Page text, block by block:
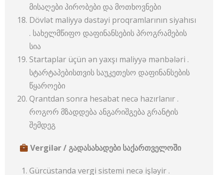
მისაღები პირობები და მოთხოვნები
Dövlət maliyyə dəstəyi proqramlarının siyahısı
. სახელმწიფო დაფინანსების პროგრამების
სია
Startaplar üçün ən yaxşı maliyyə mənbələri .
სტარტაპებისთვის საუკეთესო დაფინანსების
წყაროები
Qrantdan sonra hesabat necə hazırlanır .
როგორ მზადდება ანგარიშგება გრანტის
შემდეგ
Vergilər /გადასახადები საქართველოში
Gürcüstanda vergi sistemi necə işləyir .